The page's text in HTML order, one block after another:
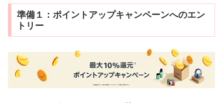
準備１：ポイントアップキャンペーンへのエン
トリー